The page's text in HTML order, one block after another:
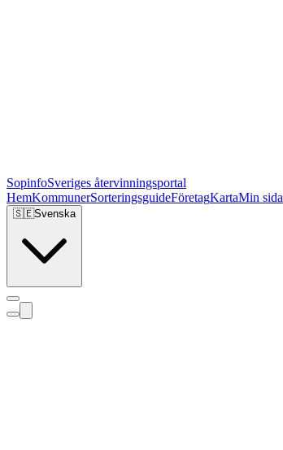
SopinfoSveriges återvinningsportal
HemKommunerSorteringsguideFöretagKartaMin sida
🇸🇪Svenska